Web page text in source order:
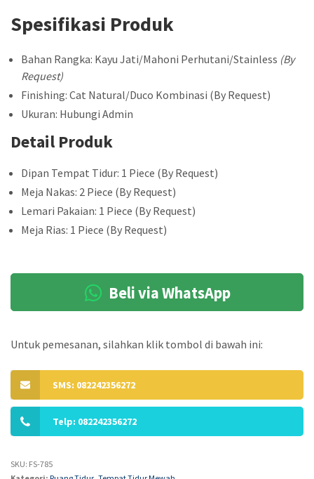
Spesifikasi Produk
Bahan Rangka: Kayu Jati/Mahoni Perhutani/Stainless (By
Request)
Finishing: Cat Natural/Duco Kombinasi (By Request)
Ukuran: Hubungi Admin
Detail Produk
Dipan Tempat Tidur: 1 Piece (By Request)
Meja Nakas: 2 Piece (By Request)
Lemari Pakaian: 1 Piece (By Request)
Meja Rias: 1 Piece (By Request)
Beli via WhatsApp
Untuk pemesanan, silahkan klik tombol di bawah ini:
SMS: 082242356272
Telp: 082242356272
SKU: FS-785